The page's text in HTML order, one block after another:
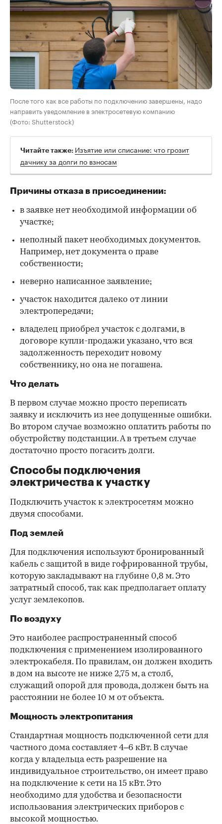
После того как все работы по подключению завершены, надо
направить уведомление в электросетевую компанию
(Фото: Shutterstock)
Читайте также: Изъятие или списание: что грозит
дачнику за долги по взносам
Причины отказа в присоединении:
в заявке нет необходимой информации об
участке;
неполный пакет необходимых документов.
Например, нет документа о праве
собственности;
неверно написанное заявление;
участок находится далеко от линии
электропередачи;
владелец приобрел участок с долгами, в
договоре купли-продажи указано, что вся
задолженность переходит новому
собственнику, но она не погашена.
Что делать
В первом случае можно просто переписать
заявку и исключить из нее допущенные ошибки.
Во втором случае возможно оплатить работы по
обустройству подстанции. А в третьем случае
достаточно просто погасить долги.
Способы подключения
электричества к участку
Подключить участок к электросетям можно
двумя способами.
Под землей
Для подключения используют бронированный
кабель с защитой в виде гофрированной трубы,
которую закладывают на глубине 0,8 м. Это
затратный способ, так как предполагает оплату
услуг землекопов.
По воздуху
Это наиболее распространенный способ
подключения с применением изолированного
электрокабеля. По правилам, он должен входить
в дом на высоте не ниже 2,75 м, а столб,
служащий опорой для провода, должен быть на
расстоянии не более 10 м от объекта.
Мощность электропитания
Стандартная мощность подключенной сети для
частного дома составляет 4–6 кВт. В случае
когда у владельца есть разрешение на
индивидуальное строительство, он имеет право
на подключение к сети на 15 кВт. Это
необходимо для удобства и безопасности
использования электрических приборов с
высокой мощностью.